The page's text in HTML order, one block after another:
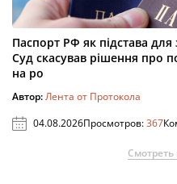
Паспорт РФ як підстава
Суд скасував рішення про
на ро
Автор:Лента от Протокола
04.08.2026Просмотров:367
Смотреть